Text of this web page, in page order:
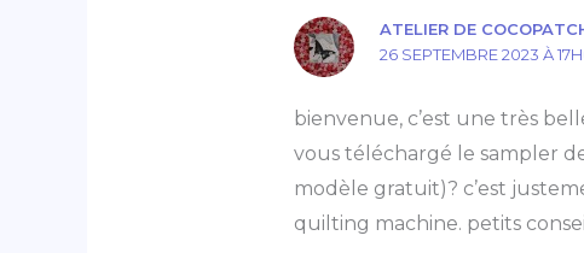
ATELIER DE
26 SEPTEMBRE 2023 À
bienvenue, c’est une très
vous téléchargé le sampler
modèle gratuit)? c’est
quilting machine. petits